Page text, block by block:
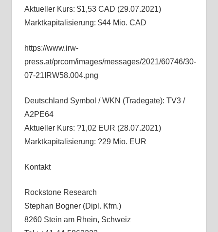
Aktueller Kurs: $1,53 CAD (29.07.2021)
Marktkapitalisierung: $44 Mio. CAD
https://www.irw-
press.at/prcom/images/messages/2021/60746/30-
07-21IRW58.004.png
Deutschland Symbol / WKN (Tradegate): TV3 /
A2PE64
Aktueller Kurs: ?1,02 EUR (28.07.2021)
Marktkapitalisierung: ?29 Mio. EUR
Kontakt
Rockstone Research
Stephan Bogner (Dipl. Kfm.)
8260 Stein am Rhein, Schweiz